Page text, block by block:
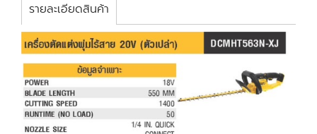
รายละเอียดสินค้า